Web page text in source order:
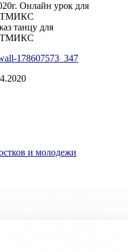
Онлайн урок для
танцу для
178607573_347
и молодежи